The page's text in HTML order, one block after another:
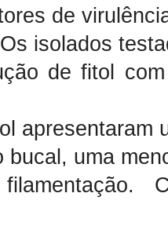
de
isolados
de fitol
apresentaram
bucal, uma